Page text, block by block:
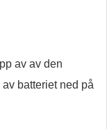
av av den
batteriet ned på